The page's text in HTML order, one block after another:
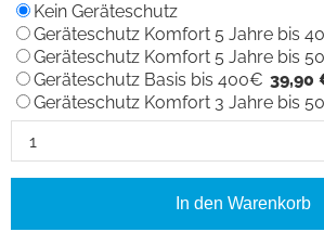
Kein Geräteschutz
Geräteschutz Komfort 5 Jahre bis
Geräteschutz Komfort 5 Jahre bis
Geräteschutz Basis bis 400€ 39,90
Geräteschutz Komfort 3 Jahre bis
In den Warenkorb